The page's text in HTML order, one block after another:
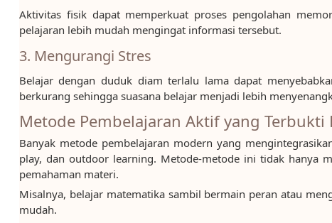
Aktivitas fisik dapat memperkuat proses pengolahan
pelajaran lebih mudah mengingat informasi tersebut.
3. Mengurangi Stres
Belajar dengan duduk diam terlalu lama dapat
berkurang sehingga suasana belajar menjadi lebih
Metode Pembelajaran Aktif yang Terbukti
Banyak metode pembelajaran modern yang
play, dan outdoor learning. Metode-metode ini tidak hanya
pemahaman materi.
Misalnya, belajar matematika sambil bermain peran atau
mudah.